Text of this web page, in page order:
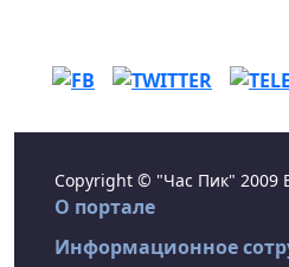
Copyright © "Час Пик"
О портале
Информационное